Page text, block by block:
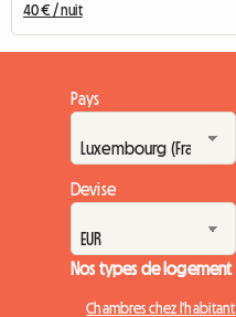
40 € / nuit
Pays
Devise
Nos types de logement
Chambres chez l'habitant